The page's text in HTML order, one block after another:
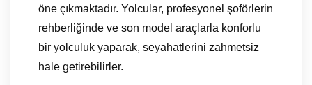
öne çıkmaktadır. Yolcular, profesyonel şoförlerin
rehberliğinde ve son model araçlarla konforlu
bir yolculuk yaparak, seyahatlerini zahmetsiz
hale getirebilirler.